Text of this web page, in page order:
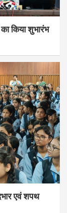
किया शुभारंभ
एवं शपथ